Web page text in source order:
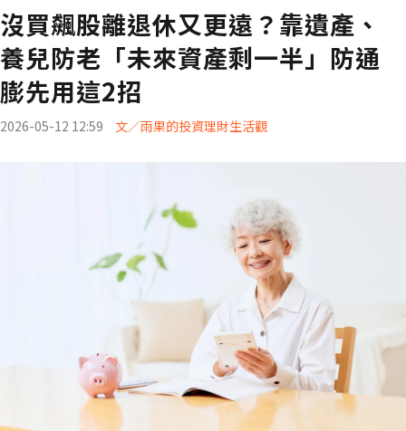
沒買飆股離退休又更遠？靠遺產、
養兒防老「未來資產剩一半」防通
膨先用這2招
2026-05-12 12:59 文／雨果的投資理財生活觀